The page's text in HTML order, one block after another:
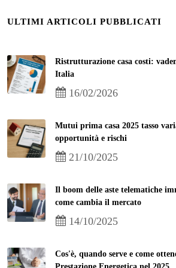
ULTIMI ARTICOLI PUBBLICATI
Ristrutturazione casa costi:
Italia
16/02/2026
Mutui prima casa 2025 tasso
opportunità e rischi
21/10/2025
Il boom delle aste telematiche
come cambia il mercato
14/10/2025
Cos'è, quando serve e come